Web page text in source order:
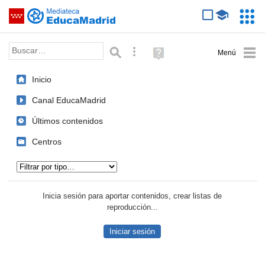
Saltar navegación
Palabra o frase: Búsqueda avanzada
Ayuda
(en
Inicio
Canal EducaMadrid
Últimos contenidos
Centros
Inicia sesión para aportar contenidos, crear listas de
reproducción...
Iniciar sesión